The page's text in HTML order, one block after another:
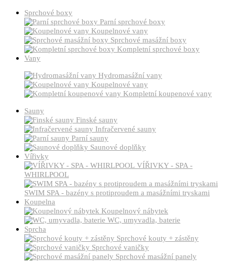
Sprchové boxy
Parní sprchové boxy
Koupelnové vany
Sprchové masážní boxy
Kompletní sprchové boxy
Vany
Hydromasážní vany
Koupelnové vany
Kompletní koupenové vany
Sauny
Finské sauny
Infračervené sauny
Parní sauny
Saunové doplňky
Vířivky
VÍŘIVKY - SPA -
WHIRLPOOL
SWIM SPA - bazény s protiproudem a masážními tryskami
Koupelna
Koupelnový nábytek
WC, umyvadla, baterie
Sprcha
Sprchové kouty + zástěny
Sprchové vaničky
Sprchové masážní panely